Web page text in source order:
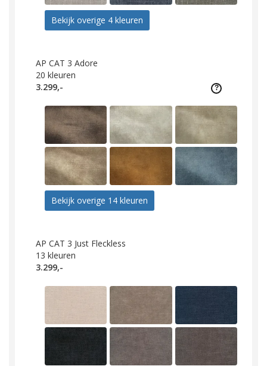
Bekijk overige 4 kleuren
AP CAT 3 Adore
20 kleuren
3.299,-
Bekijk overige 14 kleuren
AP CAT 3 Just Fleckless
13 kleuren
3.299,-